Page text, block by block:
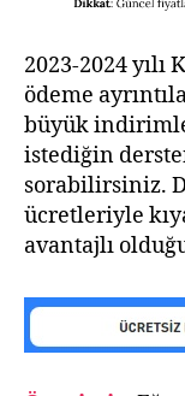
2023-2024 yılı
ödeme
büyük
istediğin
sorabilirsiniz.
ücretleriyle
avantajlı